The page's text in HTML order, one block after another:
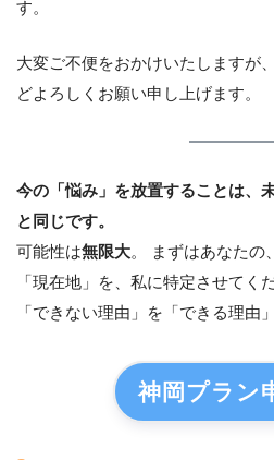
す。
大変ご不便をおかけいたしますが
どよろしくお願い申し上げます。
今の「悩み」を放置することは、
と同じです。
可能性は無限大。 まずはあなたの
「現在地」を、私に特定させてく
「できない理由」を「できる理由
神岡プラン